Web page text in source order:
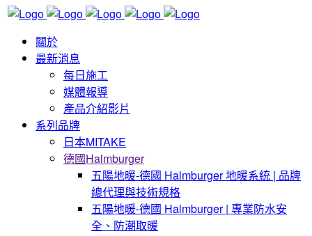
關於
最新消息
每日施工
媒體報導
產品介紹影片
系列品牌
日本MITAKE
德國Halmburger
五陽地暖-德國 Halmburger 地暖系統 | 品牌
總代理與技術規格
五陽地暖-德國 Halmburger | 專業防水安
全、防潮取暖